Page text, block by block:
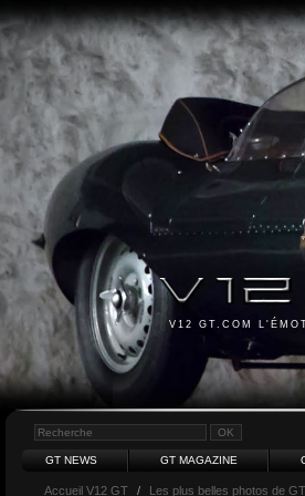
V12 GT.COM
GT NEWS GT MAGAZINE
Accueil V12 GT / Les plus belles photos de